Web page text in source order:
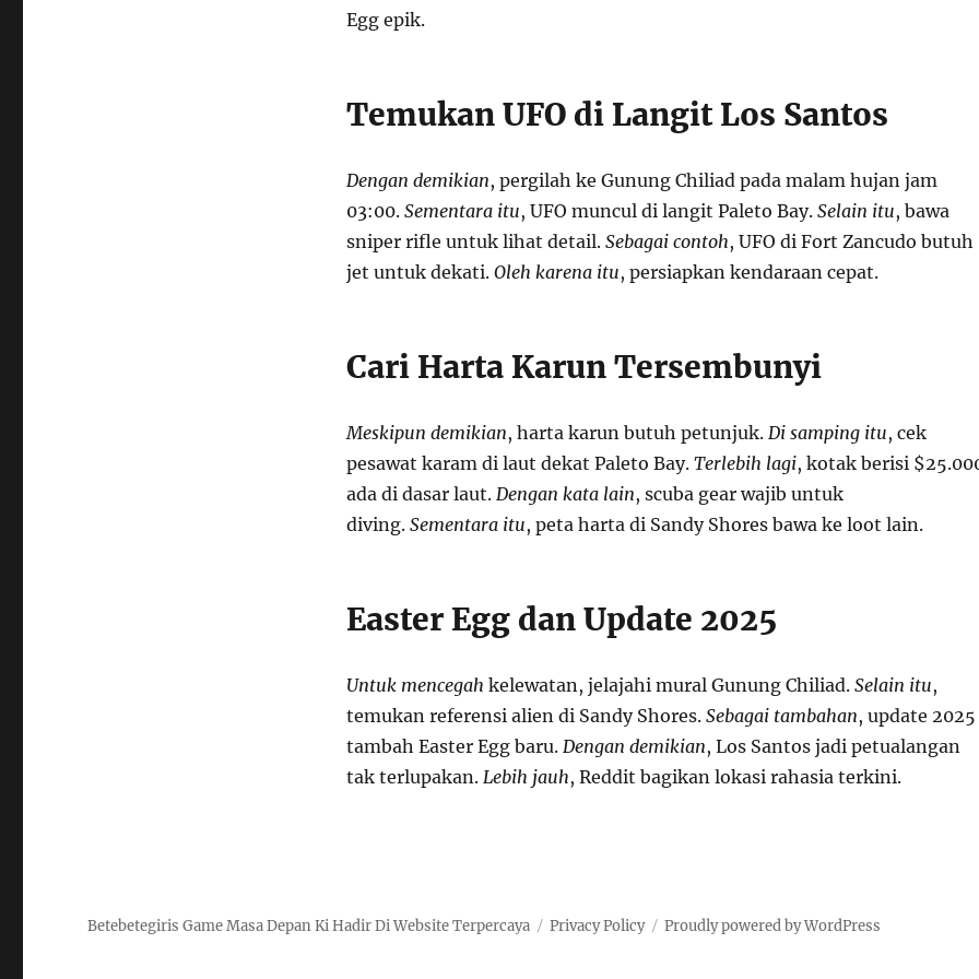
Egg epik.
Temukan UFO di Langit Los Santos
Dengan demikian, pergilah ke Gunung Chiliad pada malam hujan jam
03:00. Sementara itu, UFO muncul di langit Paleto Bay. Selain itu, bawa
sniper rifle untuk lihat detail. Sebagai contoh, UFO di Fort Zancudo butuh
jet untuk dekati. Oleh karena itu, persiapkan kendaraan cepat.
Cari Harta Karun Tersembunyi
Meskipun demikian, harta karun butuh petunjuk. Di samping itu, cek
pesawat karam di laut dekat Paleto Bay. Terlebih lagi, kotak berisi
ada di dasar laut. Dengan kata lain, scuba gear wajib untuk
diving. Sementara itu, peta harta di Sandy Shores bawa ke loot lain.
Easter Egg dan Update 2025
Untuk mencegah kelewatan, jelajahi mural Gunung Chiliad. Selain itu,
temukan referensi alien di Sandy Shores. Sebagai tambahan, update 2025
tambah Easter Egg baru. Dengan demikian, Los Santos jadi petualangan
tak terlupakan. Lebih jauh, Reddit bagikan lokasi rahasia terkini.
Betebetegiris Game Masa Depan Ki Hadir Di Website Terpercaya Privacy Policy Proudly powered by WordPress